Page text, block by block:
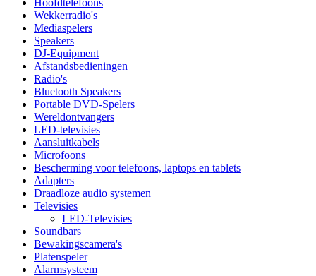
Hoofdtelefoons
Wekkerradio's
Mediaspelers
Speakers
DJ-Equipment
Afstandsbedieningen
Radio's
Bluetooth Speakers
Portable DVD-Spelers
Wereldontvangers
LED-televisies
Aansluitkabels
Microfoons
Bescherming voor telefoons, laptops en tablets
Adapters
Draadloze audio systemen
Televisies
LED-Televisies
Soundbars
Bewakingscamera's
Platenspeler
Alarmsysteem